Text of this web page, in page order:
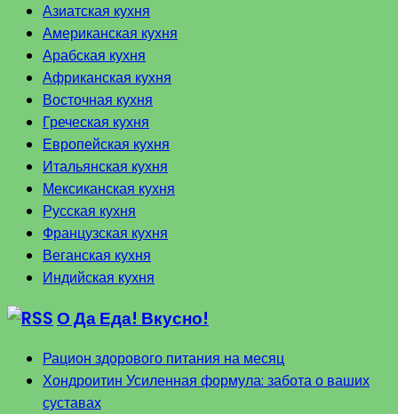
Азиатская кухня
Американская кухня
Арабская кухня
Африканская кухня
Восточная кухня
Греческая кухня
Европейская кухня
Итальянская кухня
Мексиканская кухня
Русская кухня
Французская кухня
Веганская кухня
Индийская кухня
О Да Еда! Вкусно!
Рацион здорового питания на месяц
Хондроитин Усиленная формула: забота о ваших
суставах